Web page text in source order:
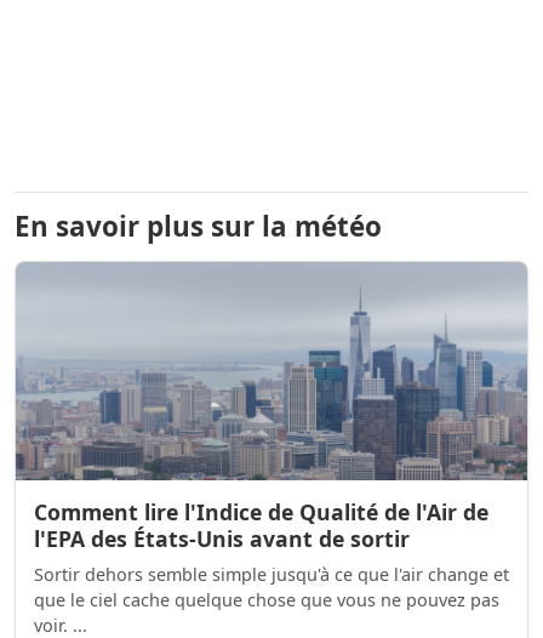
En savoir plus sur la météo
Comment lire l'Indice de Qualité de l'Air de
l'EPA des États-Unis avant de sortir
Sortir dehors semble simple jusqu'à ce que l'air change et
que le ciel cache quelque chose que vous ne pouvez pas
voir. ...